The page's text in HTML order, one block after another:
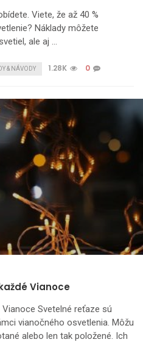
Viete, že až 40 %
Náklady môžete
ale aj …
& NÁVODY 1.28K 0
Vianoce
Svetelné reťaze sú
vianočného osvetlenia. Môžu
alebo len tak položené. Ich